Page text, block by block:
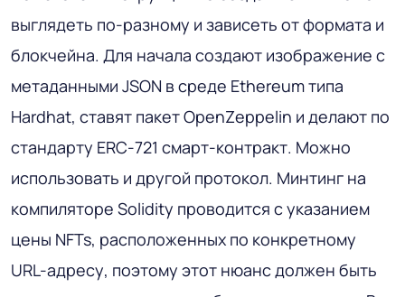
выглядеть по-разному и зависеть от формата и
блокчейна. Для начала создают изображение с
метаданными JSON в среде Ethereum типа
Hardhat, ставят пакет OpenZeppelin и делают по
стандарту ERC-721 смарт-контракт. Можно
использовать и другой протокол. Минтинг на
компиляторе Solidity проводится с указанием
цены NFTs, расположенных по конкретному
URL-адресу, поэтому этот нюанс должен быть